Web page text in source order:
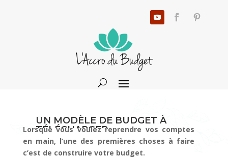
UN MODÈLE DE BUDGET À
TÉLÉCHARGER
4 Juin 2024| Actualités,Coaching,Gérer son
Lorsque vous voulez reprendre vos comptes
en main, l’une des premières choses à faire
c’est de construire votre budget.